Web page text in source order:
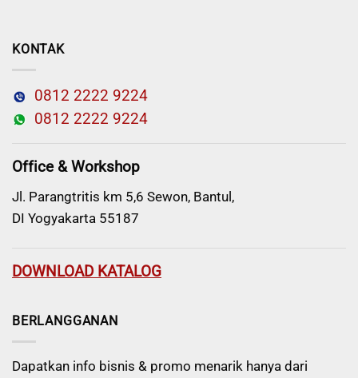
KONTAK
0812 2222 9224
0812 2222 9224
Office & Workshop
Jl. Parangtritis km 5,6 Sewon, Bantul,
DI Yogyakarta 55187
DOWNLOAD KATALOG
BERLANGGANAN
Dapatkan info bisnis & promo menarik hanya dari